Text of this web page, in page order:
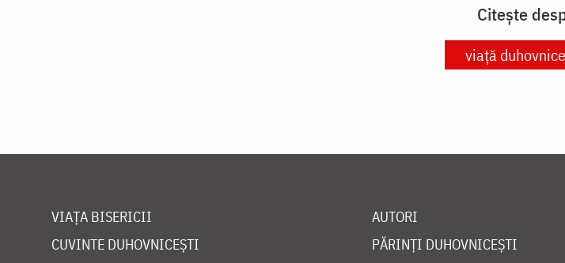
Citește
viață
VIAȚA BISERICII
CUVINTE DUHOVNICEȘTI
AUTORI
PĂRINȚI DUHOVNICEȘTI